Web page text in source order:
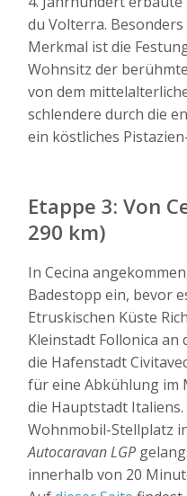
du Volterra.
Merkmal ist die
Wohnsitz der
von dem
schlendere durch die
ein köstliches
Etappe 3: Von
290 km)
In Cecina
Badestopp ein, bevor
Etruskischen Küste
Kleinstadt Follonica an
die Hafenstadt
für eine Abkühlung im
die Hauptstadt
Wohnmobil-Stellplatz
Autocaravan LGP
innerhalb von 20